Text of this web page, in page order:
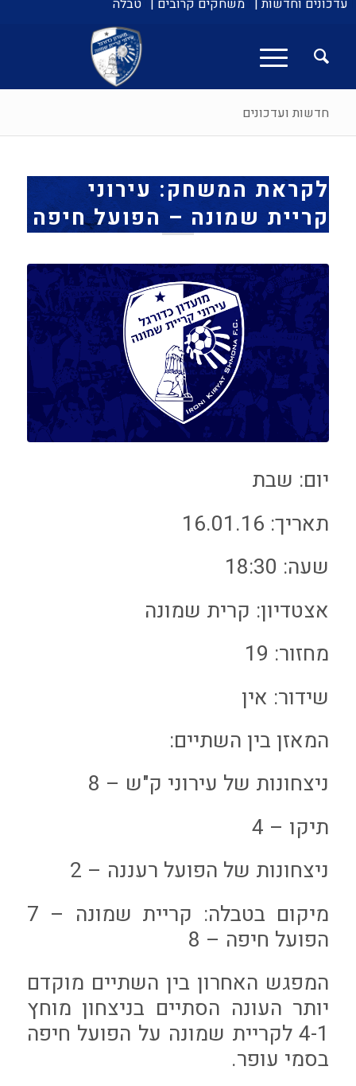
עדכונים וחדשות | משחקים קרובים | טבלה
חדשות ועדכונים
לקראת המשחק: עירוני
קריית שמונה – הפועל חיפה
יום: שבת
תאריך: 16.01.16
שעה: 18:30
אצטדיון: קרית שמונה
מחזור: 19
שידור: אין
המאזן בין השתיים:
ניצחונות של עירוני ק"ש – 8
תיקו – 4
ניצחונות של הפועל רעננה – 2
מיקום בטבלה: קריית שמונה – 7
הפועל חיפה – 8
המפגש האחרון בין השתיים מוקדם
יותר העונה הסתיים בניצחון מוחץ
4-1 לקריית שמונה על הפועל חיפה
בסמי עופר.